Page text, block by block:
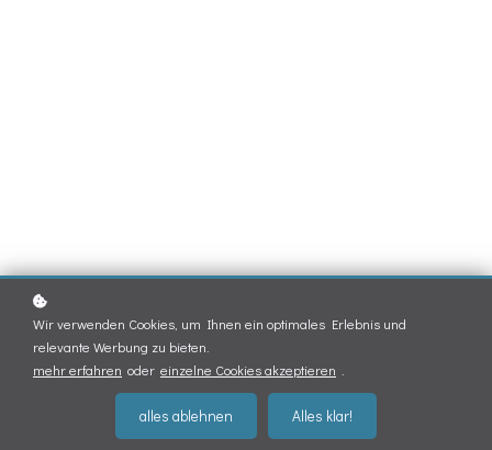
Wir verwenden Cookies, um Ihnen ein optimales Erlebnis und
relevante Werbung zu bieten.
mehr erfahren oder einzelne Cookies akzeptieren
alles ablehnen Alles klar!